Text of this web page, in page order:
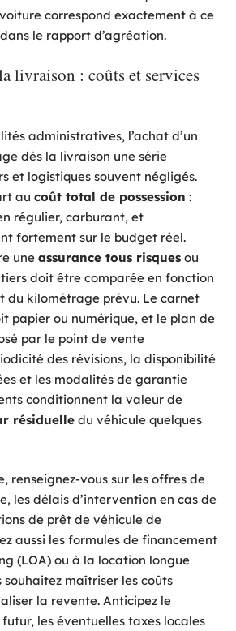
correspond exactement à ce
le rapport d’agréation.
livraison : coûts et services
administratives, l’achat d’un
dès la livraison une série
et logistiques souvent négligés.
au coût total de possession :
régulier, carburant, et
fortement sur le budget réel.
une assurance tous risques ou
doit être comparée en fonction
du kilométrage prévu. Le carnet
papier ou numérique, et le plan de
par le point de vente
des révisions, la disponibilité
et les modalités de garantie
conditionnent la valeur de
résiduelle du véhicule quelques
renseignez-vous sur les offres de
les délais d’intervention en cas de
de prêt de véhicule de
aussi les formules de financement
(LOA) ou à la location longue
souhaitez maîtriser les coûts
la revente. Anticipez le
les éventuelles taxes locales